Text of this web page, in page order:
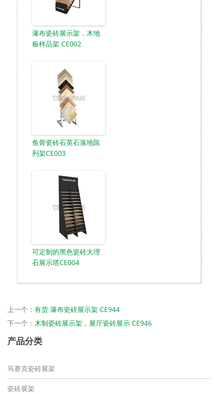
瀑布瓷砖展示架，木地
板样品架 CE002
鱼骨瓷砖石英石落地陈
列架CE003
可定制的黑色瓷砖大理
石展示塔CE004
上一个： 有货 瀑布瓷砖展示架 CE944
下一个： 木制瓷砖展示架，展厅瓷砖展示 CE946
产品分类
马赛克瓷砖展架
瓷砖展架